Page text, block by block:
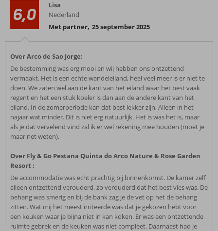
6,0
Lisa
Nederland
Met partner, 25 september 2025
Over Arco de Sao Jorge:
De bestemming was erg mooi en wij hebben ons ontzettend
vermaakt. Het is een echte wandeleiland, heel veel meer is er niet te
doen. We zaten wel aan de kant van het eiland waar het best vaak
regent en het een stuk koeler is dan aan de andere kant van het
eiland. In de zomerperiode kan dat best lekker zijn, Alleen in het
najaar wat minder. Dit is niet erg natuurlijk. Het is was het is, maar
als je dat vervelend vind zal ik er wel rekening mee houden (moet je
maar net weten).
Over Fly & Go Pestana Quinta do Arco Nature & Rose Garden
Resort :
De accommodatie was echt prachtig bij binnenkomst. De kamer zelf
alleen ontzettend verouderd, zo verouderd dat het best vies was. De
behang was smerig en bij de bank zag je de vet op het de behang
zitten. Wat mij het meest irriteerde was dat je gekozen hebt voor
een keuken waar je bijna niet in kan koken. Er was een ontzettende
ruimte gebrek en de keuken was niet compleet. Daarnaast had je